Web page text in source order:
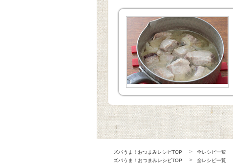
ズバうま！おつまみレシピTOP 全レシピ一覧
ズバうま！おつまみレシピTOP
全レシピ一覧